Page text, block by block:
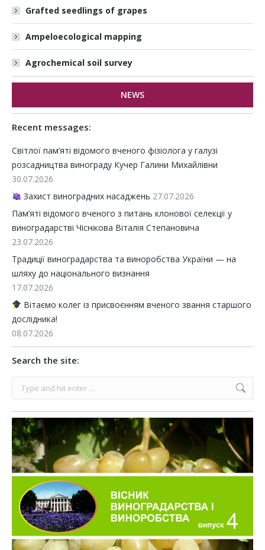
Grafted seedlings of grapes
Ampeloecological mapping
Agrochemical soil survey
NEWS
Recent messages:
Світлої пам’яті відомого вченого фізіолога у галузі
розсадництва винограду Кучер Галини Михайлівни
30.07.2026
Захист виноградних насаджень 27.07.2026
Пам’яті відомого вченого з питань клонової селекції у
виноградарстві Чіснікова Віталія Степановича
23.07.2026
Традиції виноградарства та виноробства України — на
шляху до національного визнання
17.07.2026
Вітаємо колег із присвоєнням вченого звання старшого
дослідника!
08.07.2026
Search the site: